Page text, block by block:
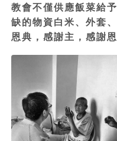
教會不僅供應飯菜給
缺的物資白米、外套
恩典，感謝主，感謝恩